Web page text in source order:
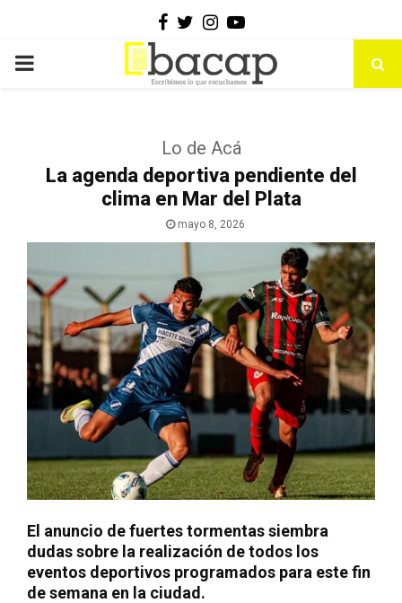
Facebook
Twitter
Instagram
Youtube
PRIMARY
Lo de Acá
La agenda deportiva pendiente del
clima en Mar del Plata
mayo 8, 2026
El anuncio de fuertes tormentas siembra
dudas sobre la realización de todos los
eventos deportivos programados para este fin
de semana en la ciudad.